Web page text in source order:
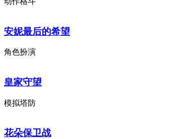
安妮最后的希望
角色扮演
皇家守望
模拟塔防
花朵保卫战